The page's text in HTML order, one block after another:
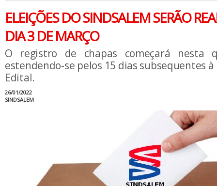
ELEIÇÕES DO SINDSALEM SERÃO
DIA 3 DE MARÇO
O registro de chapas começará nesta
estendendo-se pelos 15 dias subsequentes
Edital.
26/01/2022
SINDSALEM